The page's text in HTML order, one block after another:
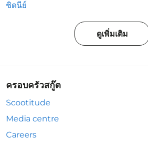
ซิดนีย์
ดูเพิ่มเติม
ครอบครัวสกู๊ต
Scootitude
Media centre
Careers